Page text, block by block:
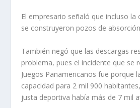
El empresario señaló que incluso la
se construyeron pozos de
También negó que las descargas
problema, pues el incidente que se
Juegos Panamericanos fue porque
capacidad para 2 mil 900
justa deportiva había más de 7 mil